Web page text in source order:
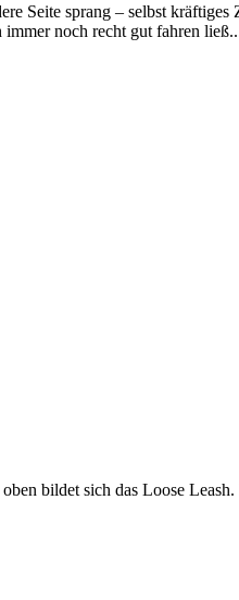
Seite sprang – selbst kräftiges
noch recht gut fahren
bildet sich das Loose